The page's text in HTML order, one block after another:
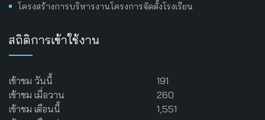
โครงสร้างการบริหารงานโครงการจัดตั้งโรงเรียน
สถิติการเข้าใช้งาน
เข้าชม วันนี้
191
เข้าชม เมื่อวาน
260
เข้าชม เดือนนี้
1,551